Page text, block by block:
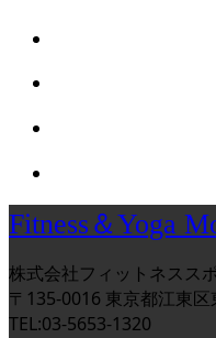
Fitness＆Yoga
株式会社フィットネスス
〒135-0016 東京都江東区
TEL:03-5653-1320